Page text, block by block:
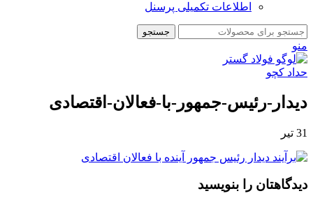
اطلاعات تکمیلی پرسنل
جستجو
منو
دیدار-رئیس-جمهور-با-فعالان-اقتصادی
31 تیر
دیدگاهتان را بنویسید